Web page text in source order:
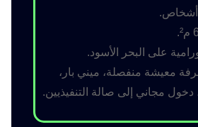
على البحر الأسود.
معيشة منفصلة، ميني بار،
دخول مجاني إلى صالة التنفيذيين.